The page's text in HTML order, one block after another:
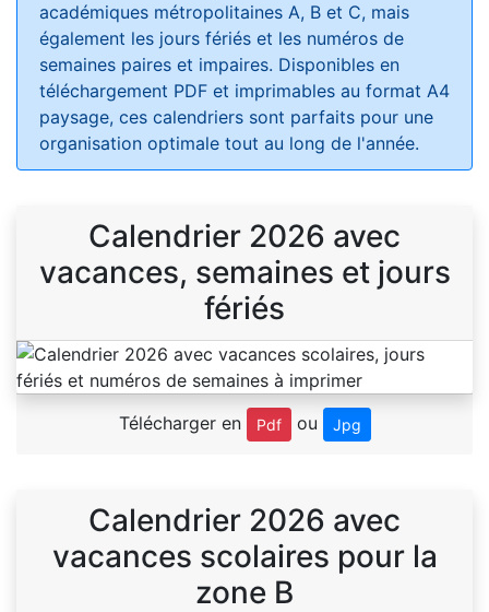
académiques métropolitaines A, B et C, mais
également les jours fériés et les numéros de
semaines paires et impaires. Disponibles en
téléchargement PDF et imprimables au format A4
paysage, ces calendriers sont parfaits pour une
organisation optimale tout au long de l'année.
Calendrier 2026 avec
vacances, semaines et jours
fériés
Télécharger en Pdf ou Jpg
Calendrier 2026 avec
vacances scolaires pour la
zone B